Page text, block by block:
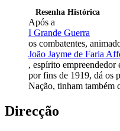
Resenha Histórica
Após a
I Grande Guerra
os combatentes,
João Jayme de Faria
, espírito empreendedor
por fins de 1919, dá os
Nação, tinham também
Direcção